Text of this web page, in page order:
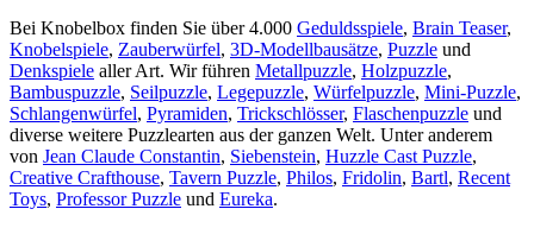
Bei Knobelbox finden Sie über 4.000 Geduldsspiele, Brain Teaser,
Knobelspiele, Zauberwürfel, 3D-Modellbausätze, Puzzle und
Denkspiele aller Art. Wir führen Metallpuzzle, Holzpuzzle,
Bambuspuzzle, Seilpuzzle, Legepuzzle, Würfelpuzzle, Mini-Puzzle,
Schlangenwürfel, Pyramiden, Trickschlösser, Flaschenpuzzle und
diverse weitere Puzzlearten aus der ganzen Welt. Unter anderem
von Jean Claude Constantin, Siebenstein, Huzzle Cast Puzzle,
Creative Crafthouse, Tavern Puzzle, Philos, Fridolin, Bartl, Recent
Toys, Professor Puzzle und Eureka.